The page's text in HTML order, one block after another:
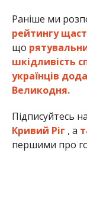
Раніше ми
рейтингу
що
шкідливість
українців
Великодня.
Підписуйтесь на
Кривий Ріг , а
першими про